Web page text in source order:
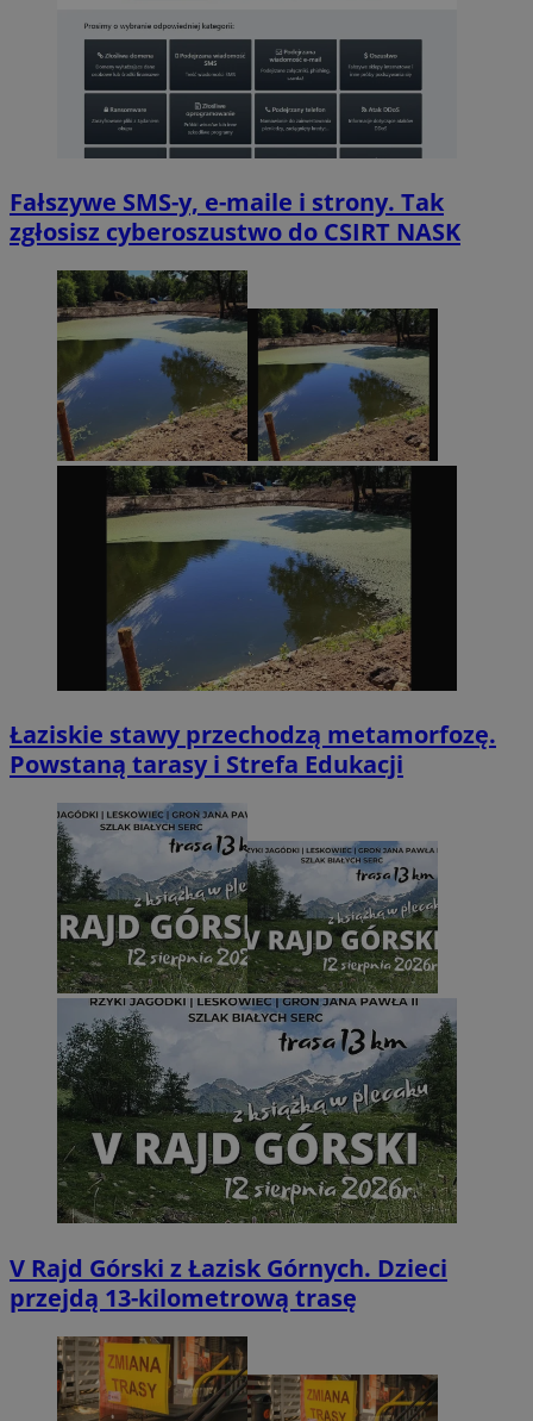
Fałszywe SMS-y, e-maile i strony. Tak
zgłosisz cyberoszustwo do CSIRT NASK
Łaziskie stawy przechodzą metamorfozę.
Powstaną tarasy i Strefa Edukacji
V Rajd Górski z Łazisk Górnych. Dzieci
przejdą 13-kilometrową trasę